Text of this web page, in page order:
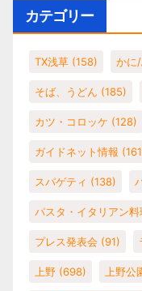
カテゴリー
TX浅草 (158) かに
そば、うどん (185)
カツ・コロッケ (128)
ガイドネット情報
スパゲティ (138)
パスタ・イタリアン
プレス発表会 (91)
上野 (698) 上野公